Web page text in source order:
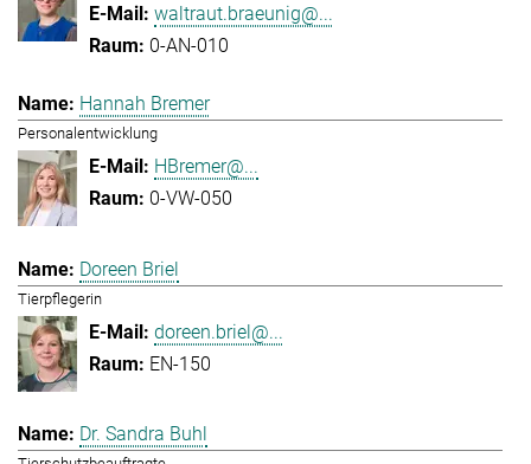
waltraut.braeunig@...
0-AN-010
Hannah Bremer
Personalentwicklung
HBremer@...
0-VW-050
Doreen Briel
Tierpflegerin
doreen.briel@...
EN-150
Dr. Sandra Buhl